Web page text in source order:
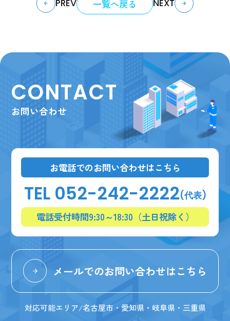
PREV 一覧へ戻る NEXT
CONTACT
お問い合わせ
お電話でのお問い合わせはこちら
TEL 052-242-2222(代表)
電話受付時間9:30～18:30（土日祝除く）
メールでのお問い合わせはこちら
対応可能エリア/名古屋市・愛知県・岐阜県・三重県